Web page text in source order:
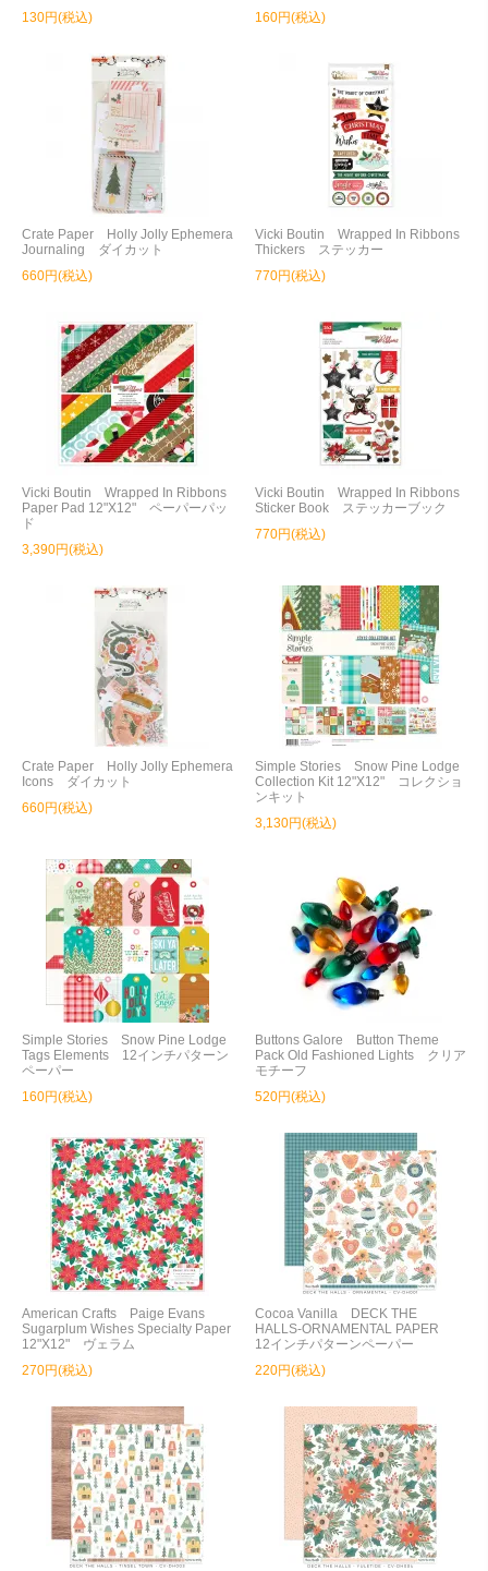
130円(税込)
160円(税込)
Crate Paper Holly Jolly Ephemera
Journaling ダイカット
660円(税込)
Vicki Boutin Wrapped In Ribbons
Thickers ステッカー
770円(税込)
Vicki Boutin Wrapped In Ribbons
Paper Pad 12"X12" ペーパーパッ
ド
3,390円(税込)
Vicki Boutin Wrapped In Ribbons
Sticker Book ステッカーブック
770円(税込)
Crate Paper Holly Jolly Ephemera
Icons ダイカット
660円(税込)
Simple Stories Snow Pine Lodge
Collection Kit 12"X12" コレクショ
ンキット
3,130円(税込)
Simple Stories Snow Pine Lodge
Tags Elements 12インチパターン
ペーパー
160円(税込)
Buttons Galore Button Theme
Pack Old Fashioned Lights クリア
モチーフ
520円(税込)
American Crafts Paige Evans
Sugarplum Wishes Specialty Paper
12"X12" ヴェラム
270円(税込)
Cocoa Vanilla DECK THE
HALLS-ORNAMENTAL PAPER
12インチパターンペーパー
220円(税込)